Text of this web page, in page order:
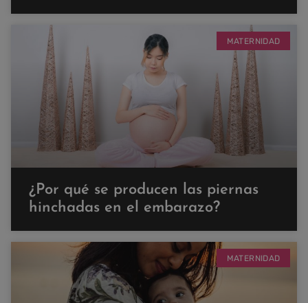
MATERNIDAD
¿Por qué se producen las piernas
hinchadas en el embarazo?
MATERNIDAD